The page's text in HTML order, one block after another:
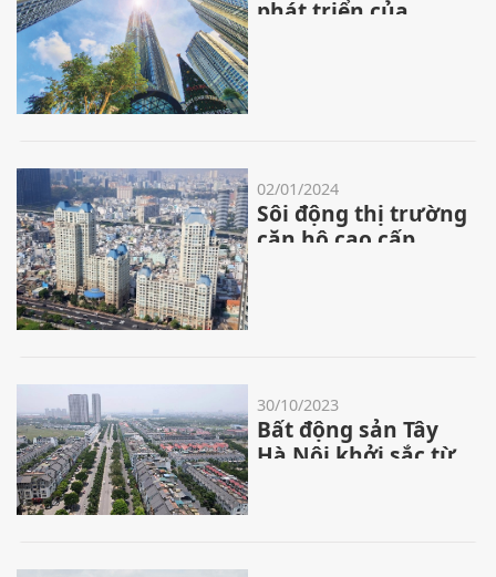
phát triển của
02/01/2024
Sôi động thị trường
căn hộ cao cấp
30/10/2023
Bất động sản Tây
Hà Nội khởi sắc từ